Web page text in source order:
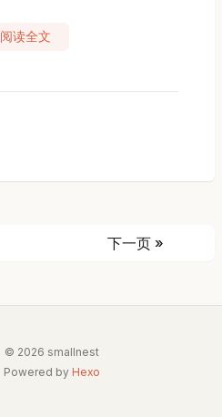
阅读全文
下一页 »
© 2026 smallnest
Powered by Hexo